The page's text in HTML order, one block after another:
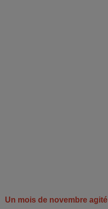
Un mois de novembre agité